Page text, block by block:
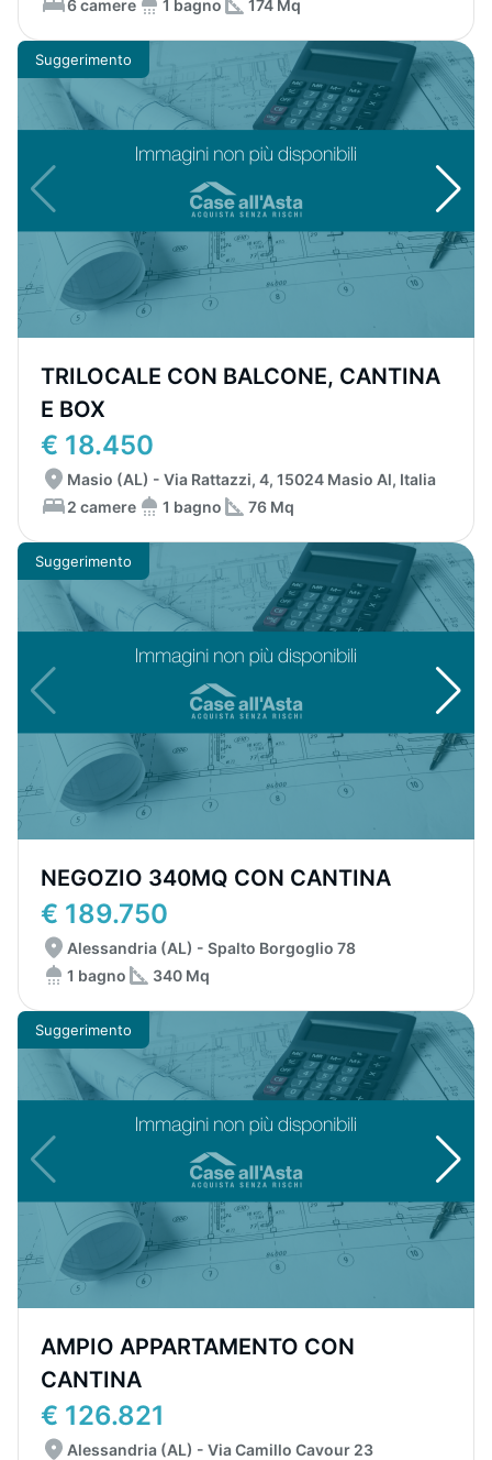
6 camere 1 bagno 174 Mq
Suggerimento
TRILOCALE CON BALCONE, CANTINA
E BOX
€ 18.450
Masio (AL) - Via Rattazzi, 4, 15024 Masio Al, Italia
2 camere
1 bagno 76 Mq
Suggerimento
NEGOZIO 340MQ CON CANTINA
€ 189.750
Alessandria (AL) - Spalto Borgoglio 78
1 bagno
340 Mq
Suggerimento
AMPIO APPARTAMENTO CON
CANTINA
€ 126.821
Alessandria (AL) - Via Camillo Cavour 23